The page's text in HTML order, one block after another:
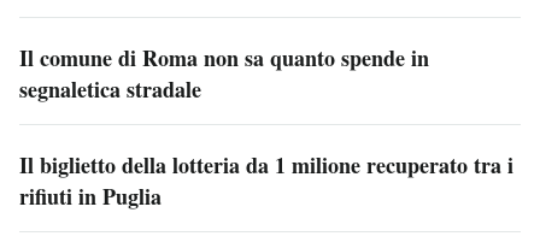
Il comune di Roma non sa quanto spende in
segnaletica stradale
Il biglietto della lotteria da 1 milione recuperato tra i
rifiuti in Puglia